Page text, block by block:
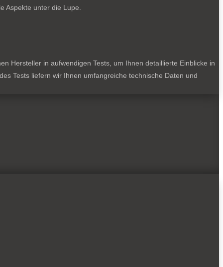
Aspekte unter die Lupe.
Hersteller in aufwendigen Tests, um Ihnen detaillierte Einblicke in
Tests liefern wir Ihnen umfangreiche technische Daten und